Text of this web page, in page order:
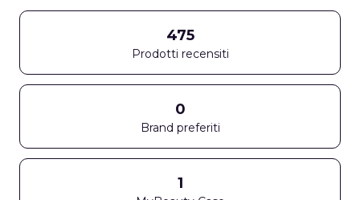
475
Prodotti recensiti
0
Brand preferiti
1